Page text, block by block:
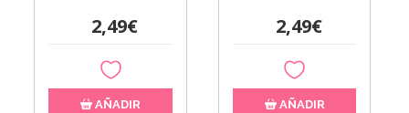
2,49€
AÑADIR
2,49€
AÑADIR